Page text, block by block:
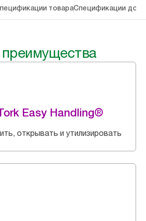
товараСпецификации
Easy Handling®
открывать и утилизировать